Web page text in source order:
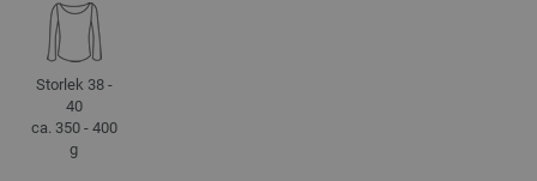
Storlek 38 -
40
ca. 350 - 400
g